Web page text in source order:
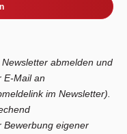
abmelden und
E-Mail an
im Newsletter).
Bewerbung eigener